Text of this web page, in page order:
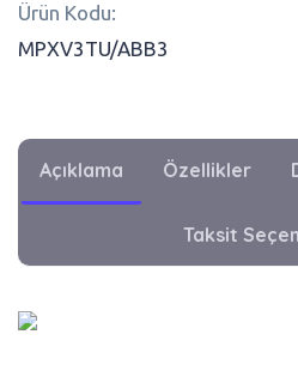
Ürün Kodu:
MPXV3TU/ABB3
Açıklama Özellikler
Taksit